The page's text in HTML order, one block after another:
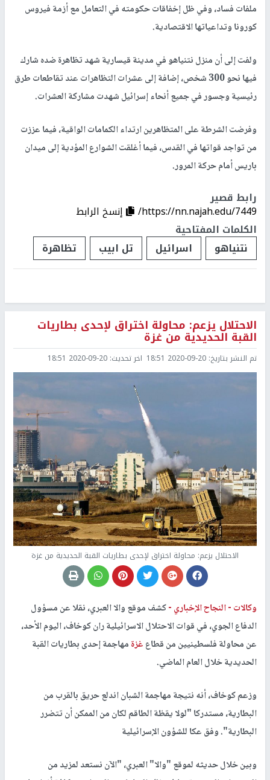
ملفات فساد، وفي ظل إخفاقات حكومته في التعامل مع أزمة فيروس
كورونا وتداعياتها الاقتصادية.
ولفت إلى أن منزل نتنياهو في مدينة قيسارية شهد تظاهرة ضده شارك
فيها نحو 300 شخص، إضافة إلى عشرات التظاهرات عند تقاطعات طرق
رئيسية وجسور في جميع أنحاء إسرائيل شهدت مشاركة العشرات.
وفرضت الشرطة على المتظاهرين ارتداء الكمامات الواقية، فيما عززت
من تواجد قواتها في القدس، فيما أغلقت الشوارع المؤدية إلى ميدان
باريس أمام حركة المرور.
رابط قصير
https://nn.najah.edu/7449/
إنسخ الرابط
الكلمات المفتاحية
نتنياهو
اسرائيل تل ابيب تظاهرة
الاحتلال يزعم: محاولة اختراق لإحدى بطاريات
القبة الحديدية من غزة
تم النشر بتاريخ: 2020-09-20 18:51 اخر تحديث: 2020-09-20 18:51
الاحتلال يزعم: محاولة اختراق لإحدى بطاريات القبة الحديدية من غزة
وكالات -النجاح الإخباري -كشف موقع والا العبري، نقلا عن مسؤول
الدفاع الجوي، في قوات الاحتلال الاسرائيلية ران كوخاف، اليوم الأحد،
عن محاولة فلسطينيين من قطاعغزةمهاجمة إحدى بطاريات القبة
الحديدية خلال العام الماضي.
وزعم كوخاف، أنه نتيجة مهاجمة الشبان اندلع حريق بالقرب من
البطارية، مستدركا "لولا يقظة الطاقم لكان من الممكن أن تتضرر
البطارية". وفق عكا للشؤون الإسرائيلية
وبين خلال حديثه لموقع "والا" العبري، "الآن نستعد لمزيد من